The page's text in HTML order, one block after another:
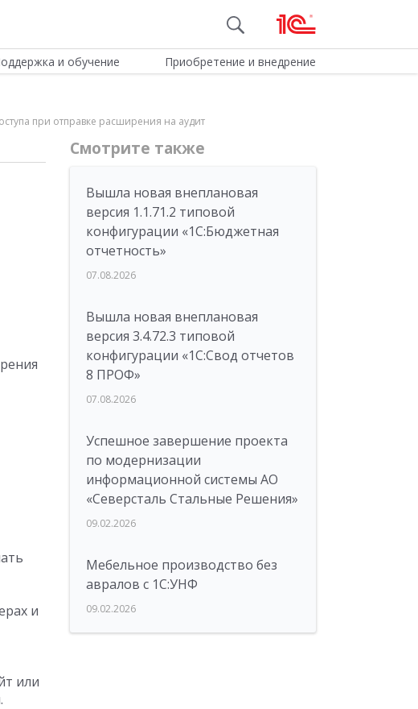
и обучение Приобретение и внедрение
при отправке расширения на аудит
и
или
Смотрите также
Вышла новая внеплановая
версия 1.1.71.2 типовой
конфигурации «1C:Бюджетная
отчетность»
07.08.2026
Вышла новая внеплановая
версия 3.4.72.3 типовой
конфигурации «1C:Свод отчетов
8 ПРОФ»
07.08.2026
Успешное завершение проекта
по модернизации
информационной системы АО
«Северсталь Стальные Решения»
09.02.2026
Мебельное производство без
авралов с 1С:УНФ
09.02.2026